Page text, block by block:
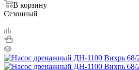
В корзину
Сезонный